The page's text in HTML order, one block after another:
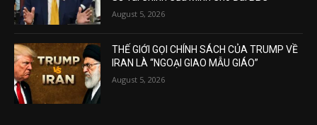
August 5, 2026
THẾ GIỚI GỌI CHÍNH SÁCH CỦA TRUMP VỀ
IRAN LÀ “NGOẠI GIAO MẪU GIÁO”
August 5, 2026